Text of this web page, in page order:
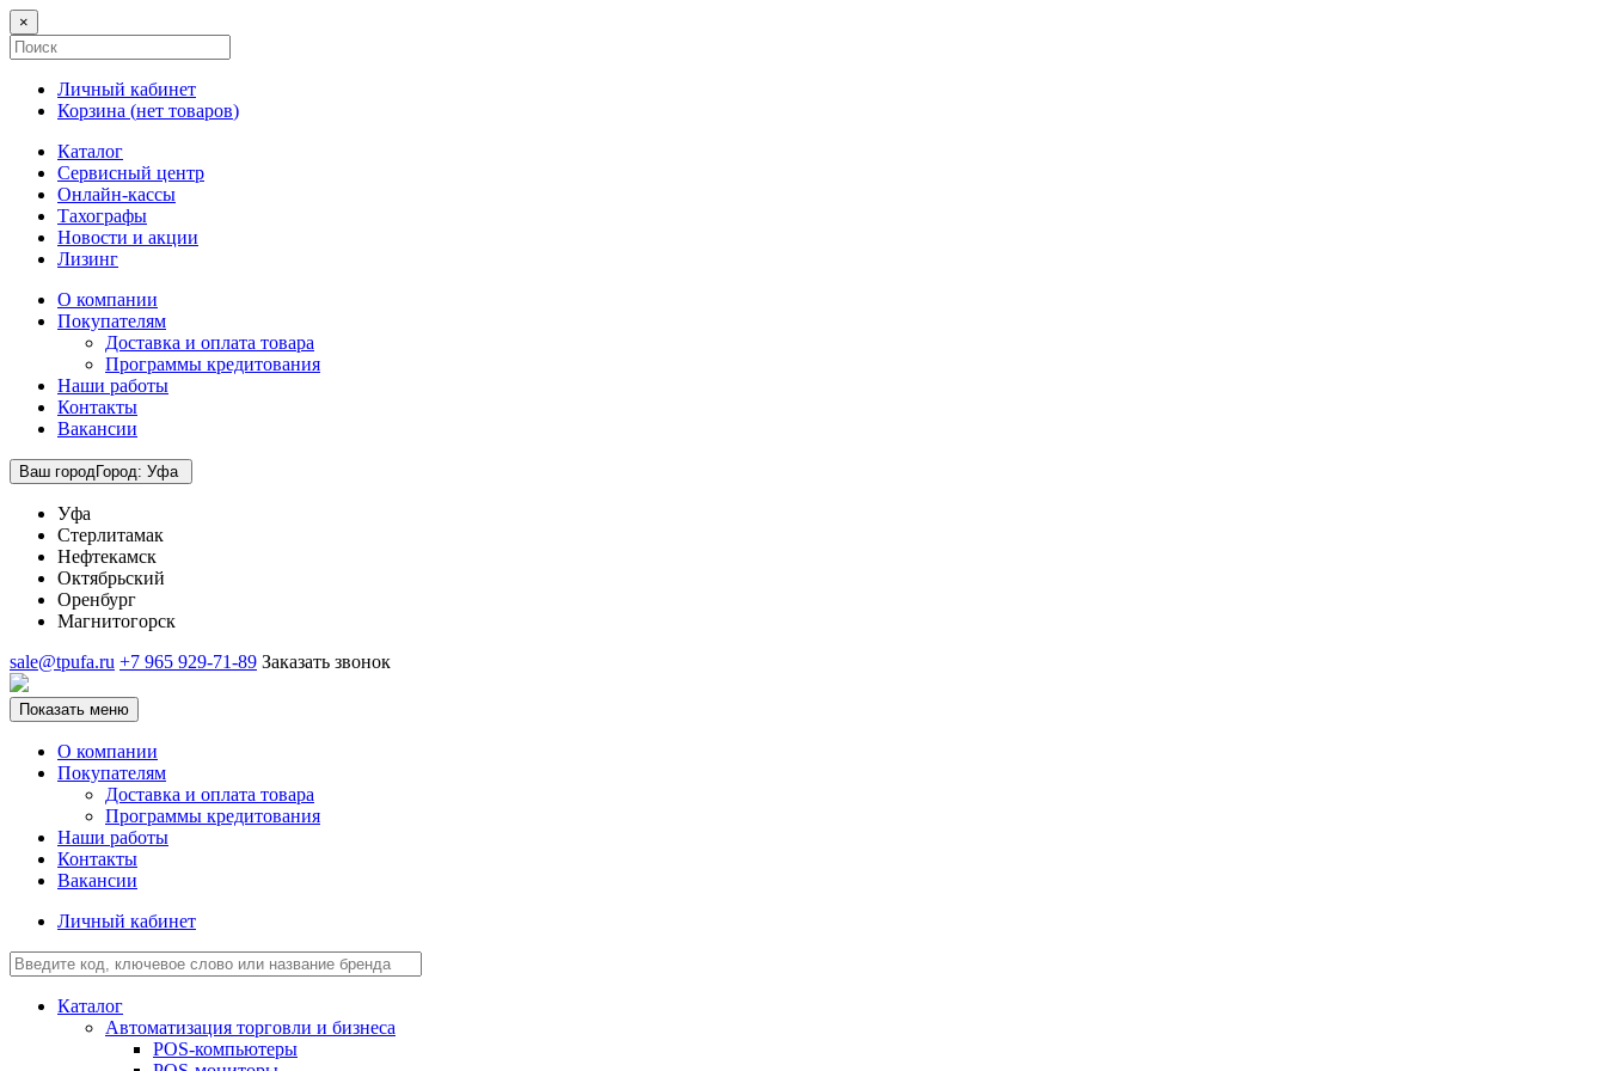
×
Личный кабинет
Корзина (нет товаров)
Каталог
Сервисный центр
Онлайн-кассы
Тахографы
Новости и акции
Лизинг
О компании
Покупателям
Доставка и оплата товара
Программы кредитования
Наши работы
Контакты
Вакансии
Ваш городГород: Уфа
Уфа
Стерлитамак
Нефтекамск
Октябрьский
Оренбург
Магнитогорск
sale@tpufa.ru +7 965 929-71-89 Заказать звонок
Показать меню
О компании
Покупателям
Доставка и оплата товара
Программы кредитования
Наши работы
Контакты
Вакансии
Личный кабинет
Каталог
Автоматизация торговли и бизнеса
POS-компьютеры